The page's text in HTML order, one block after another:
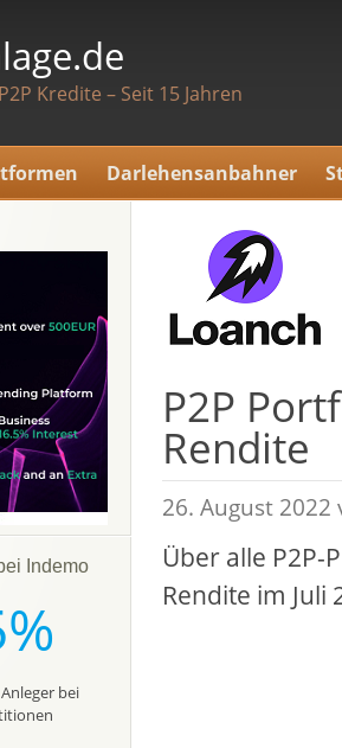
Kredite – Seit 15 Jahren
Darlehensanbahner
P2P
Rendite
26. August
Über alle
Rendite im Juli
Indemo
bei